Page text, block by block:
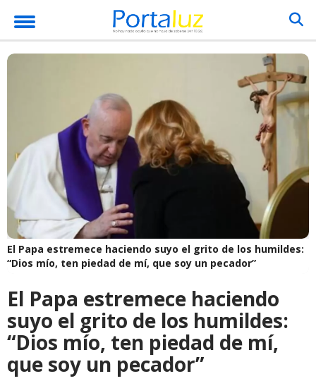
El Papa estremece haciendo suyo el grito de los humildes:
“Dios mío, ten piedad de mí, que soy un pecador”
El Papa estremece haciendo
suyo el grito de los humildes:
“Dios mío, ten piedad de mí,
que soy un pecador”